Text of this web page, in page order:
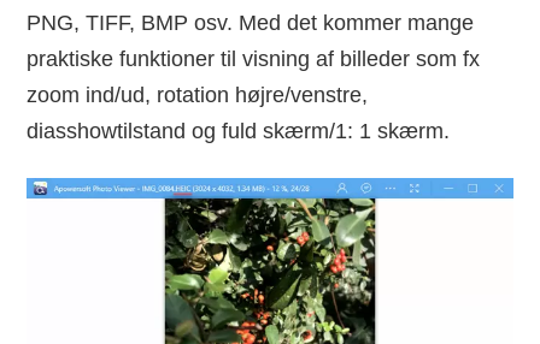
PNG, TIFF, BMP osv. Med det kommer mange
praktiske funktioner til visning af billeder som fx
zoom ind/ud, rotation højre/venstre,
diasshowtilstand og fuld skærm/1: 1 skærm.